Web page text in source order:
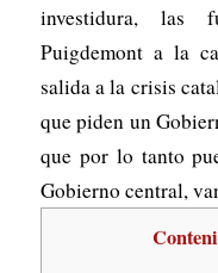
investidura, las
Puigdemont a la
salida a la crisis
que piden un
que por lo tanto
Gobierno central,